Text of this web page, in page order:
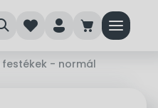
heart person cart menu
festékek - normál